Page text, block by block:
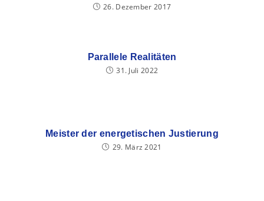
26. Dezember 2017
Parallele Realitäten
31. Juli 2022
Meister der energetischen Justierung
29. März 2021